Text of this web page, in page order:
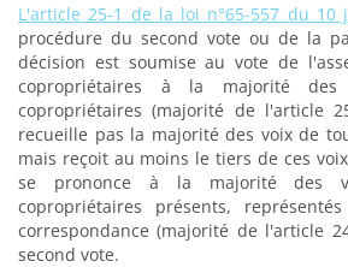
L'article 25-1 de la loi n°65-557 du 10
procédure du second vote ou de la
décision est soumise au vote de
copropriétaires à la majorité
copropriétaires (majorité de l'article
recueille pas la majorité des voix de
mais reçoit au moins le tiers de ces
se prononce à la majorité des
copropriétaires présents,
correspondance (majorité de l'article
second vote.